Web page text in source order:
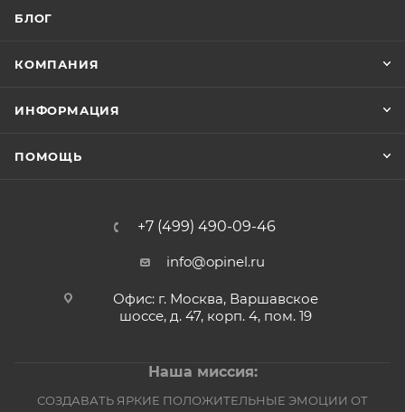
БЛОГ
КОМПАНИЯ
ИНФОРМАЦИЯ
ПОМОЩЬ
+7 (499) 490-09-46
info@opinel.ru
Офис: г. Москва, Варшавское
шоссе, д. 47, корп. 4, пом. 19
Наша миссия:
СОЗДАВАТЬ ЯРКИЕ ПОЛОЖИТЕЛЬНЫЕ ЭМОЦИИ ОТ